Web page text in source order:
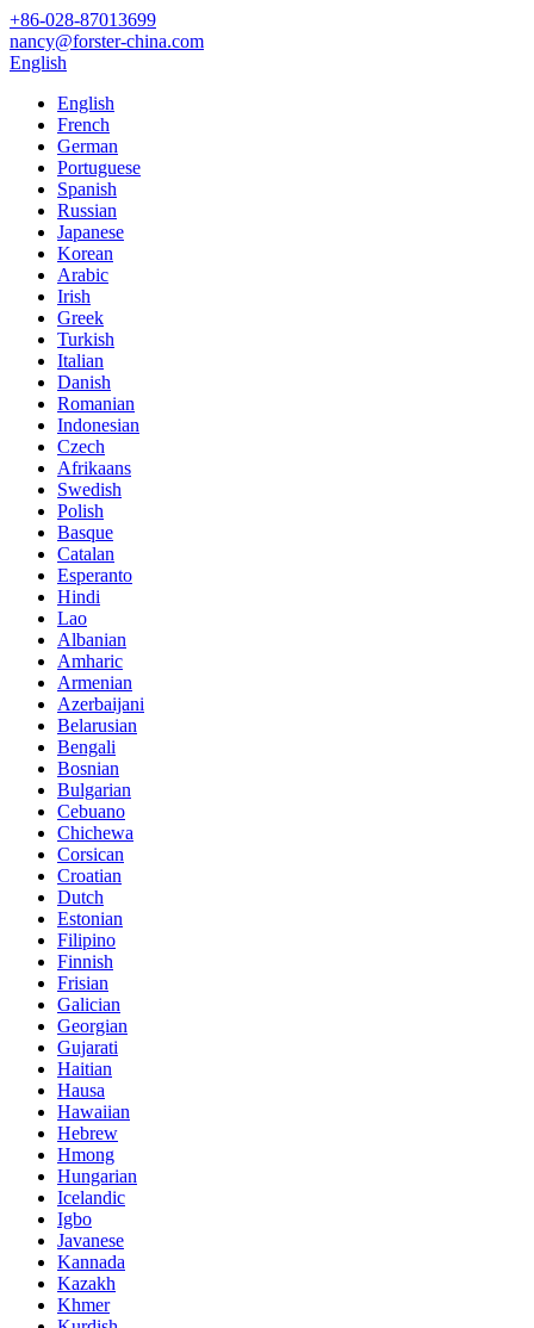
+86-028-87013699
nancy@forster-china.com
English
English
French
German
Portuguese
Spanish
Russian
Japanese
Korean
Arabic
Irish
Greek
Turkish
Italian
Danish
Romanian
Indonesian
Czech
Afrikaans
Swedish
Polish
Basque
Catalan
Esperanto
Hindi
Lao
Albanian
Amharic
Armenian
Azerbaijani
Belarusian
Bengali
Bosnian
Bulgarian
Cebuano
Chichewa
Corsican
Croatian
Dutch
Estonian
Filipino
Finnish
Frisian
Galician
Georgian
Gujarati
Haitian
Hausa
Hawaiian
Hebrew
Hmong
Hungarian
Icelandic
Igbo
Javanese
Kannada
Kazakh
Khmer